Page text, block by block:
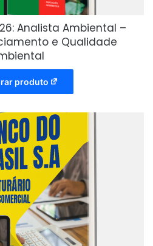
Analista Ambiental –
e Qualidade
produto